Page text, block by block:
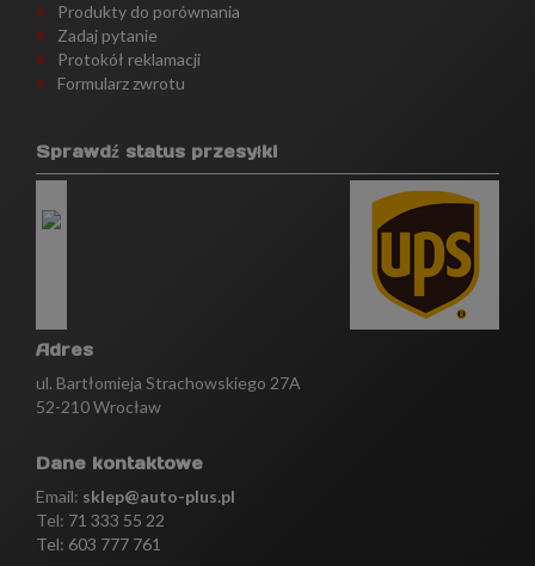
Produkty do porównania
Zadaj pytanie
Protokół reklamacji
Formularz zwrotu
Sprawdź status przesyłki
Adres
ul. Bartłomieja Strachowskiego 27A
52-210 Wrocław
Dane kontaktowe
Email: sklep@auto-plus.pl
Tel: 71 333 55 22
Tel: 603 777 761